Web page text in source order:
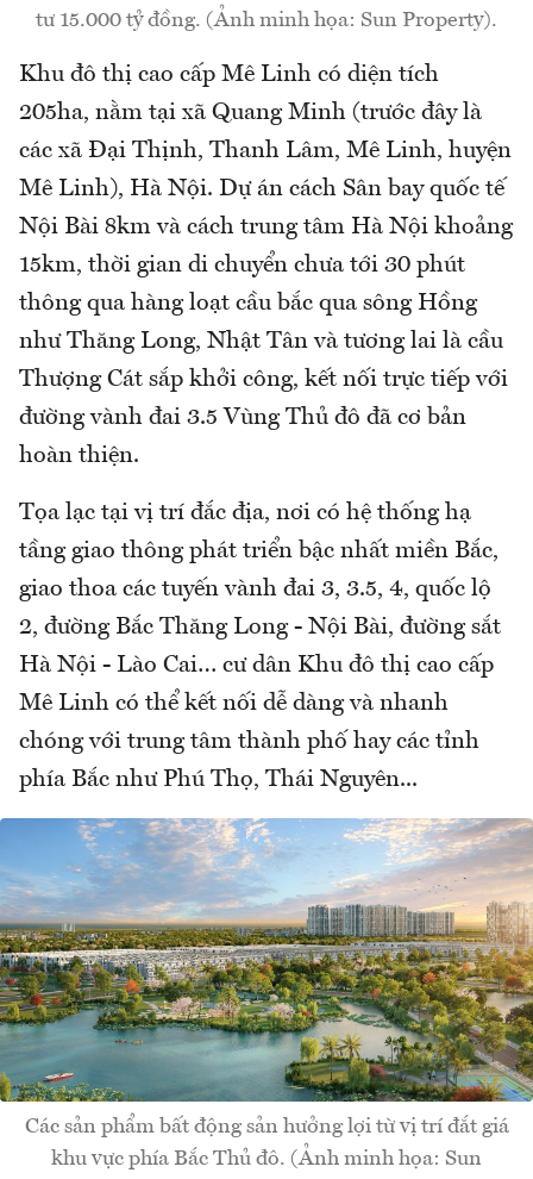
tư 15.000 tỷ đồng. (Ảnh minh họa: Sun Property).
Khu đô thị cao cấp Mê Linh có diện tích
205ha, nằm tại xã Quang Minh (trước đây là
các xã Đại Thịnh, Thanh Lâm, Mê Linh, huyện
Mê Linh), Hà Nội. Dự án cách Sân bay quốc tế
Nội Bài 8km và cách trung tâm Hà Nội khoảng
15km, thời gian di chuyển chưa tới 30 phút
thông qua hàng loạt cầu bắc qua sông Hồng
như Thăng Long, Nhật Tân và tương lai là cầu
Thượng Cát sắp khởi công, kết nối trực tiếp với
đường vành đai 3.5 Vùng Thủ đô đã cơ bản
hoàn thiện.
Tọa lạc tại vị trí đắc địa, nơi có hệ thống hạ
tầng giao thông phát triển bậc nhất miền Bắc,
giao thoa các tuyến vành đai 3, 3.5, 4, quốc lộ
2, đường Bắc Thăng Long - Nội Bài, đường sắt
Hà Nội - Lào Cai… cư dân Khu đô thị cao cấp
Mê Linh có thể kết nối dễ dàng và nhanh
chóng với trung tâm thành phố hay các tỉnh
phía Bắc như Phú Thọ, Thái Nguyên...
Các sản phẩm bất động sản hưởng lợi từ vị trí đắt giá
khu vực phía Bắc Thủ đô. (Ảnh minh họa: Sun